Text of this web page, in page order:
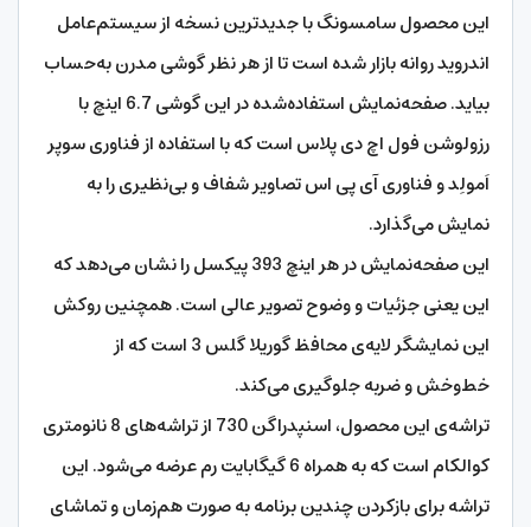
این محصول سامسونگ با جدیدترین نسخه از سیستم‌عامل
اندروید روانه بازار شده است تا از هر نظر گوشی مدرن به‌حساب
بیاید. صفحه‌نمایش استفاده‌شده در این گوشی 6.7 اینچ با
رزولوشن فول اچ دی پلاس است که با استفاده از فناوری سوپر
اَمولِد و فناوری آی پی اس تصاویر شفاف و بی‌نظیری را به
نمایش می‌گذارد.
این صفحه‌نمایش در هر اینچ 393 پیکسل را نشان می‌دهد که
این یعنی جزئیات و وضوح تصویر عالی است. همچنین روکش
این نمایشگر لایه‌ی محافظ گوریلا گلس 3 است که از
خط‌وخش و ضربه جلوگیری می‌کند.
تراشه‌ی این محصول، اسنپدراگن 730 از تراشه‌های 8 نانومتری
کوالکام است که به همراه 6 گیگابایت رم عرضه می‌شود. این
تراشه برای بازکردن چندین برنامه به صورت هم‌زمان و تماشای